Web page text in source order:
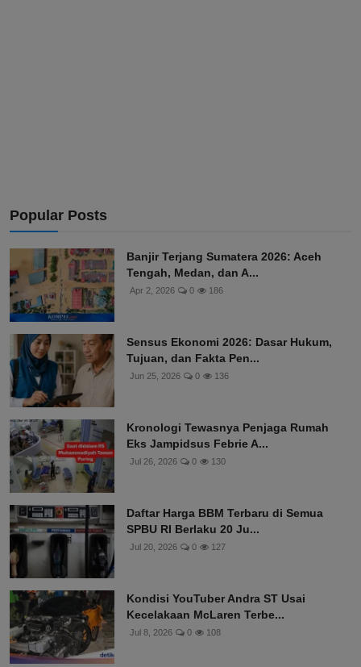
Popular Posts
Banjir Terjang Sumatera 2026: Aceh
Tengah, Medan, dan A...
Apr 2, 2026 0 186
Sensus Ekonomi 2026: Dasar Hukum,
Tujuan, dan Fakta Pen...
Jun 25, 2026 0 136
Kronologi Tewasnya Penjaga Rumah
Eks Jampidsus Febrie A...
Jul 26, 2026 0 130
Daftar Harga BBM Terbaru di Semua
SPBU RI Berlaku 20 Ju...
Jul 20, 2026 0 127
Kondisi YouTuber Andra ST Usai
Kecelakaan McLaren Terbe...
Jul 8, 2026 0 108